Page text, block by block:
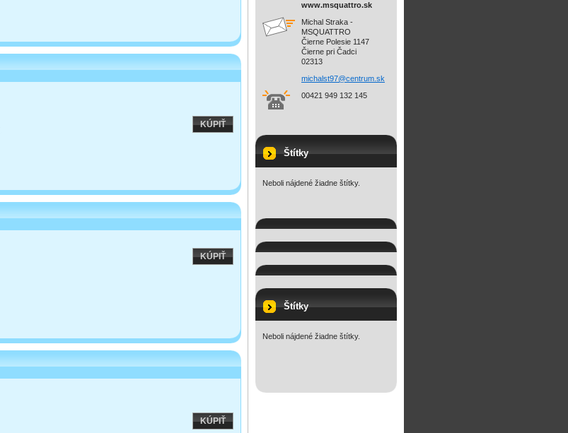
KÚPIŤ
KÚPIŤ
KÚPIŤ
www.msquattro.sk
Michal Straka -
MSQUATTRO
Čierne Polesie 1147
Čierne pri Čadci
02313
michalst97@centrum.sk
00421 949 132 145
Štítky
Neboli nájdené žiadne štítky.
Štítky
Neboli nájdené žiadne štítky.